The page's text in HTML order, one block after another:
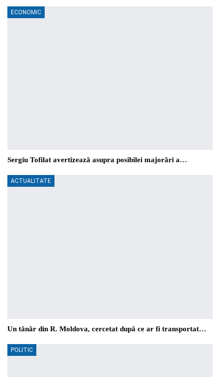
ECONOMIC
Sergiu Tofilat avertizează asupra posibilei majorări a…
ACTUALITATE
Un tânăr din R. Moldova, cercetat după ce ar fi transportat…
POLITIC